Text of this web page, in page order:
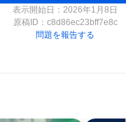
表示開始日：2026年1月8日
原稿ID： c8d86ec23bff7e8c
問題を報告する